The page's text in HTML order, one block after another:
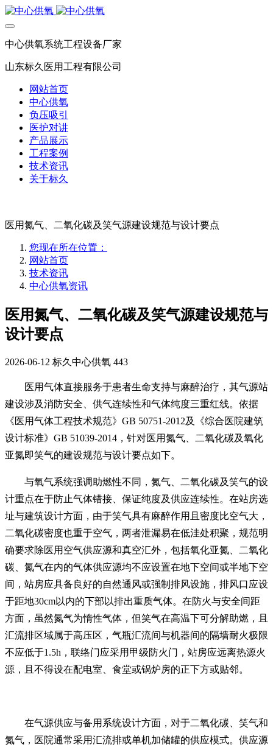
中心供氧系统工程设备厂家
山东标久医用工程有限公司
网站首页
中心供氧
负压吸引
医护对讲
产品展示
工程案例
技术资讯
关于标久
医用氮气、二氧化碳及笑气源建设规范与设计要点
您现在所在位置：
网站首页
技术资讯
中心供氧资讯
医用氮气、二氧化碳及笑气源建设规范与
设计要点
2026-06-12 标久中心供氧 443
医用气体直接服务于患者生命支持与麻醉治疗，其气源站
建设涉及消防安全、供气连续性和气体纯度三重红线。依据
《医用气体工程技术规范》GB 50751-2012及《综合医院建筑
设计标准》GB 51039-2014，针对医用氮气、二氧化碳及氧化
亚氮即笑气的建设规范与设计要点如下。
与氧气系统强调助燃性不同，氮气、二氧化碳及笑气的设
计重点在于防止气体错接、保证纯度及供应连续性。在站房选
址与建筑设计方面，由于笑气具有麻醉作用且密度比空气大，
二氧化碳密度也重于空气，两者泄漏易在低洼处积聚，规范明
确要求除医用空气供应源和真空汇外，包括氧化亚氮、二氧化
碳、氮气在内的气体供应源均不应设置在地下空间或半地下空
间，站房应具备良好的自然通风或强制排风设施，排风口应设
于距地30cm以内的下部以排出重质气体。在防火与安全间距
方面，虽然氮气为惰性气体，但笑气在高温下可分解助燃，且
汇流排区域属于高压区，气瓶汇流间与机器间的隔墙耐火极限
不应低于1.5h，联络门应采用甲级防火门，站房应远离热源火
源，且不得设在配电室、食堂或锅炉房的正下方或贴邻。
在气源供应与备用系统设计方面，对于二氧化碳、笑气和
氮气，医院通常采用汇流排或单机加储罐的供应模式。供应源